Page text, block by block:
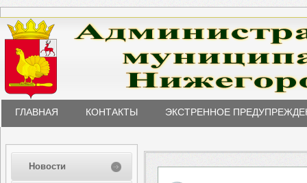
ГЛАВНАЯ КОНТАКТЫ ЭКСТРЕННОЕ
Новости